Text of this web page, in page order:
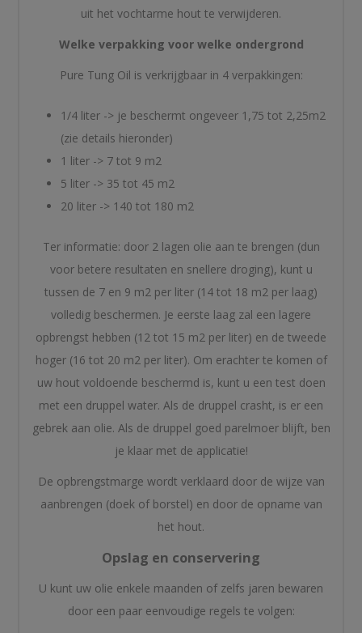
uit het vochtarme hout te verwijderen.
Welke verpakking voor welke ondergrond
Pure Tung Oil is verkrijgbaar in 4 verpakkingen:
1/4 liter -> je beschermt ongeveer 1,75 tot 2,25m2
(zie details hieronder)
1 liter -> 7 tot 9 m2
5 liter -> 35 tot 45 m2
20 liter -> 140 tot 180 m2
Ter informatie: door 2 lagen olie aan te brengen (dun
voor betere resultaten en snellere droging), kunt u
tussen de 7 en 9 m2 per liter (14 tot 18 m2 per laag)
volledig beschermen. Je eerste laag zal een lagere
opbrengst hebben (12 tot 15 m2 per liter) en de tweede
hoger (16 tot 20 m2 per liter). Om erachter te komen of
uw hout voldoende beschermd is, kunt u een test doen
met een druppel water. Als de druppel crasht, is er een
gebrek aan olie. Als de druppel goed parelmoer blijft, ben
je klaar met de applicatie!
De opbrengstmarge wordt verklaard door de wijze van
aanbrengen (doek of borstel) en door de opname van
het hout.
Opslag en conservering
U kunt uw olie enkele maanden of zelfs jaren bewaren
door een paar eenvoudige regels te volgen: